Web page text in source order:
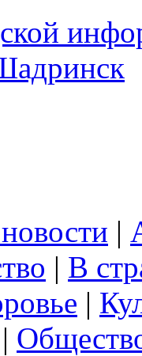
|
| В
|
|